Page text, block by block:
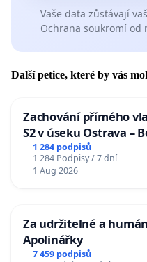
Vaše data zůstávají
Ochrana soukromí od
Další petice, které by vás
Zachování přímého
S2 v úseku Ostrava –
u Jablunkova
1 284 podpisů
1 284 Podpisy / 7 dní
1 Aug 2026
Za udržitelné a
Apolinářky
7 459 podpisů